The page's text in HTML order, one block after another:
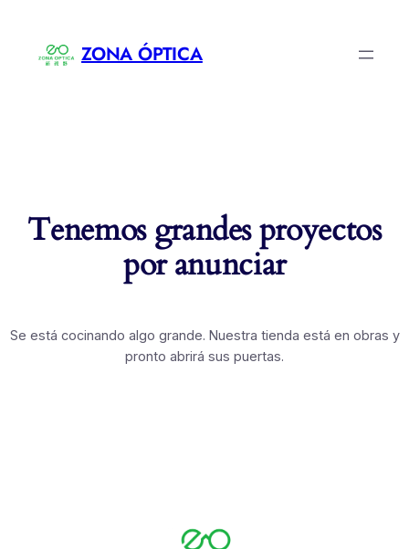
ZONA ÓPTICA
Tenemos grandes proyectos
por anunciar
Se está cocinando algo grande. Nuestra tienda está en obras y
pronto abrirá sus puertas.